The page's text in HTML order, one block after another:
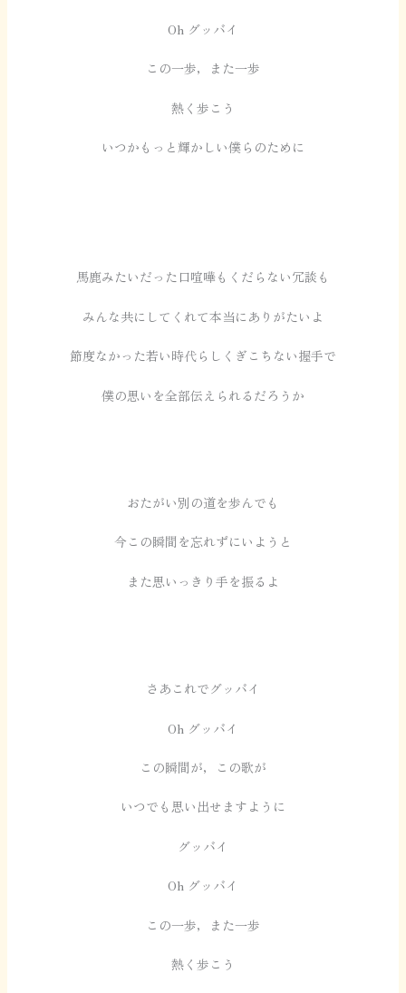
Oh グッバイ
この一歩，また一歩
熱く歩こう
いつかもっと輝かしい僕らのために
馬鹿みたいだった口喧嘩もくだらない冗談も
みんな共にしてくれて本当にありがたいよ
節度なかった若い時代らしくぎこちない握手で
僕の思いを全部伝えられるだろうか
おたがい別の道を歩んでも
今この瞬間を忘れずにいようと
また思いっきり手を振るよ
さあこれでグッバイ
Oh グッバイ
この瞬間が，この歌が
いつでも思い出せますように
グッバイ
Oh グッバイ
この一歩，また一歩
熱く歩こう